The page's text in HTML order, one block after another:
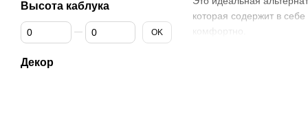
которая содержит в
Высота каблука
От Высота каблука
До Высота каблука OK
Декор